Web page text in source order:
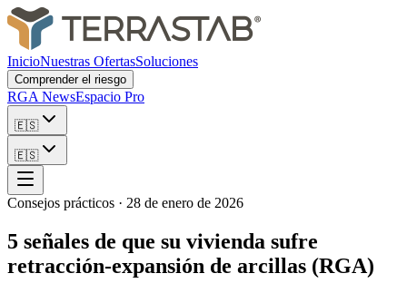
InicioNuestras OfertasSoluciones
Comprender el riesgo
RGA NewsEspacio Pro
🇪🇸
🇪🇸
Consejos prácticos · 28 de enero de 2026
5 señales de que su vivienda sufre
retracción-expansión de arcillas (RGA)